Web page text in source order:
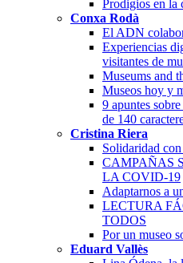
Prodigios en la
Conxa Rodà
El ADN
Experiencias
visitantes de
Museums and
Museos hoy y
9 apuntes
de 140
Cristina Riera
Solidaridad
CAMPAÑAS
LA COVID-19
Adaptarnos a
LECTURA
TODOS
Por un museo
Eduard Vallès